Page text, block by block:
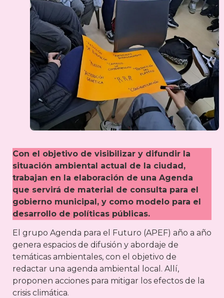
Con el objetivo de visibilizar y difundir la
situación ambiental actual de la ciudad,
trabajan en la elaboración de una Agenda
que servirá de material de consulta para el
gobierno municipal, y como modelo para el
desarrollo de políticas públicas.
El grupo Agenda para el Futuro (APEF) año a año
genera espacios de difusión y abordaje de
temáticas ambientales, con el objetivo de
redactar una agenda ambiental local. Allí,
proponen acciones para mitigar los efectos de la
crisis climática.